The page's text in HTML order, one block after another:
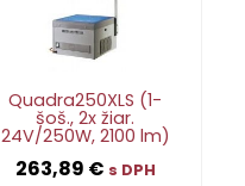
Quadra250XLS (1-
šoš., 2x žiar.
24V/250W, 2100 lm)
263,89 € s DPH